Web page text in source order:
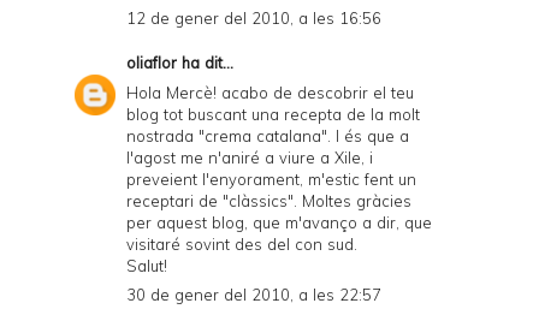
12 de gener del 2010, a les 16:56
oliaflor ha dit...
Hola Mercè! acabo de descobrir el teu
blog tot buscant una recepta de la molt
nostrada "crema catalana". I és que a
l'agost me n'aniré a viure a Xile, i
preveient l'enyorament, m'estic fent un
receptari de "clàssics". Moltes gràcies
per aquest blog, que m'avanço a dir, que
visitaré sovint des del con sud.
Salut!
30 de gener del 2010, a les 22:57